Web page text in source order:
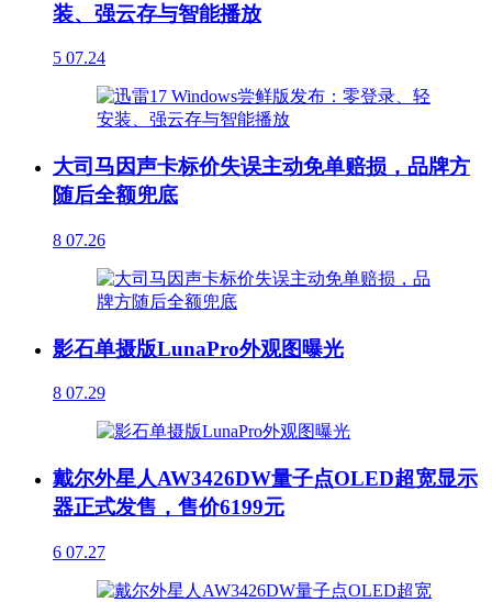
装、强云存与智能播放
5 07.24
大司马因声卡标价失误主动免单赔损，品牌方
随后全额兜底
8 07.26
影石单摄版LunaPro外观图曝光
8 07.29
戴尔外星人AW3426DW量子点OLED超宽显示
器正式发售，售价6199元
6 07.27